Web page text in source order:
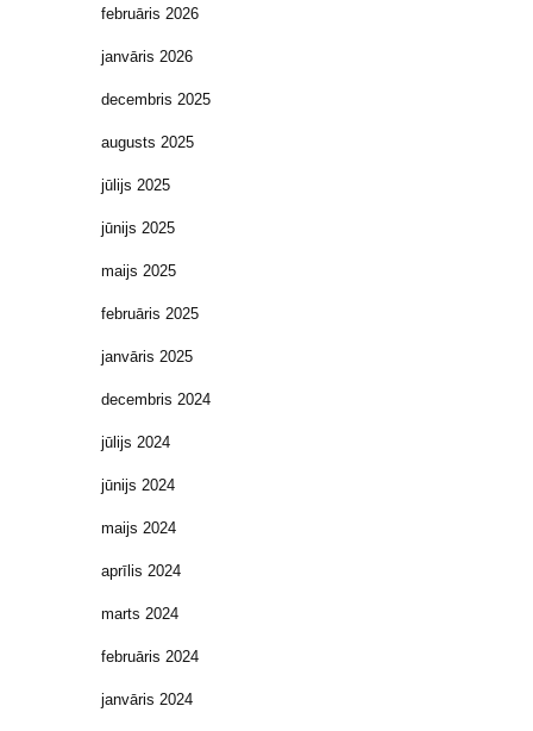
februāris 2026
janvāris 2026
decembris 2025
augusts 2025
jūlijs 2025
jūnijs 2025
maijs 2025
februāris 2025
janvāris 2025
decembris 2024
jūlijs 2024
jūnijs 2024
maijs 2024
aprīlis 2024
marts 2024
februāris 2024
janvāris 2024